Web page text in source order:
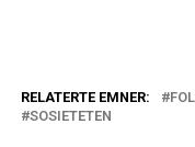
RELATERTE EMNER:
SOSIETETEN